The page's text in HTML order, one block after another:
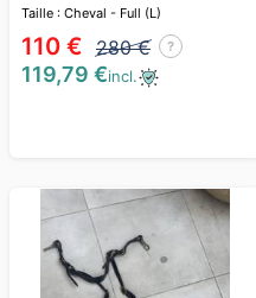
Taille : Cheval - Full (L)
110 € 280 € ?
119,79 €incl.